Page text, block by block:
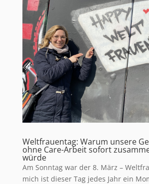
Weltfrauentag: Warum unsere
ohne Care-Arbeit sofort
würde
Am Sonntag war der 8. März –
mich ist dieser Tag jedes Jahr ein